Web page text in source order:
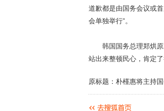
道歉都是由国务会议或
会单独举行”。
韩国国务总理郑烘原
站出来整顿民心，肯定
原标题：朴槿惠将主持